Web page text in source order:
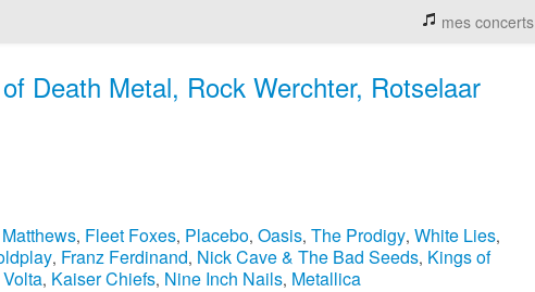
mes concerts
Death Metal, Rock Werchter, Rotselaar
, Fleet Foxes, Placebo, Oasis, The Prodigy, White Lies,
, Franz Ferdinand, Nick Cave & The Bad Seeds, Kings of
, Kaiser Chiefs, Nine Inch Nails, Metallica